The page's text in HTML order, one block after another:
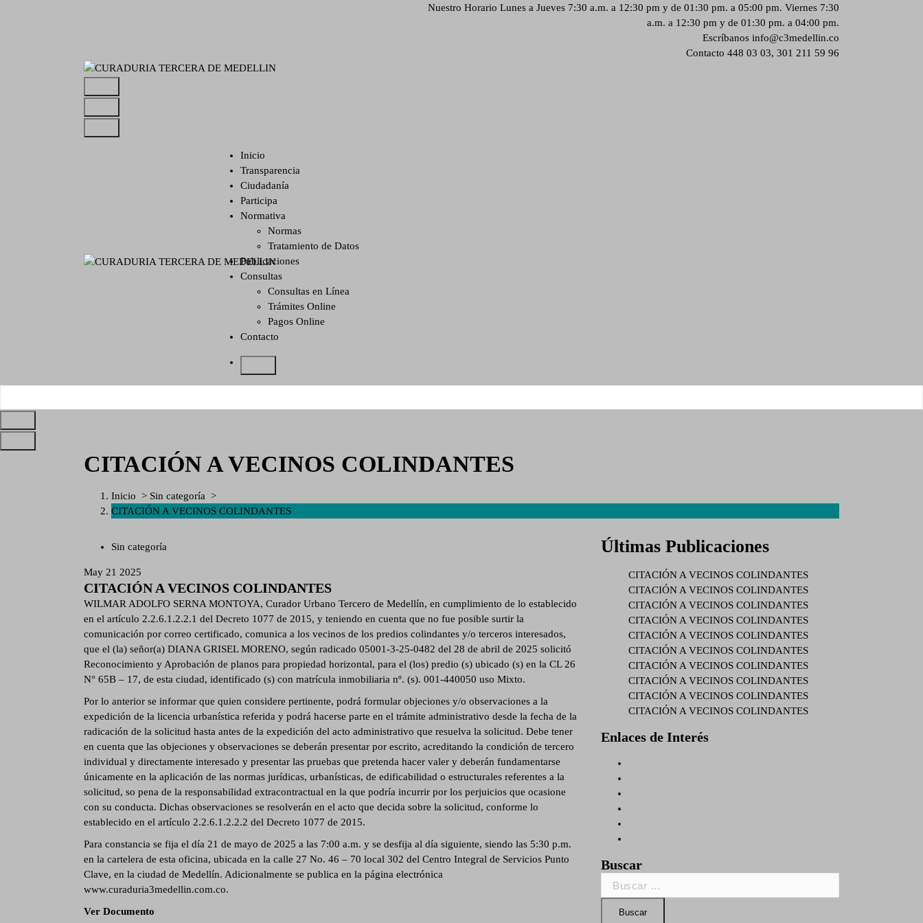
Nuestro Horario Lunes a Jueves 7:30 a.m. a 12:30 pm y de 01:30 pm. a 05:00 pm. Viernes 7:30
a.m. a 12:30 pm y de 01:30 pm. a 04:00 pm.
Escríbanos info@c3medellin.co
Contacto 448 03 03, 301 211 59 96
Inicio
Transparencia
Ciudadanía
Participa
Normativa
Normas
Tratamiento de Datos
Publicaciones
Consultas
Consultas en Línea
Trámites Online
Pagos Online
Contacto
CITACIÓN A VECINOS COLINDANTES
Inicio > Sin categoría >
CITACIÓN A VECINOS COLINDANTES
Sin categoría
May 21 2025
CITACIÓN A VECINOS COLINDANTES
WILMAR ADOLFO SERNA MONTOYA, Curador Urbano Tercero de Medellín, en cumplimiento de lo establecido
en el artículo 2.2.6.1.2.2.1 del Decreto 1077 de 2015, y teniendo en cuenta que no fue posible surtir la
comunicación por correo certificado, comunica a los vecinos de los predios colindantes y/o terceros interesados,
que el (la) señor(a) DIANA GRISEL MORENO, según radicado 05001-3-25-0482 del 28 de abril de 2025 solicitó
Reconocimiento y Aprobación de planos para propiedad horizontal, para el (los) predio (s) ubicado (s) en la CL 26
N° 65B – 17, de esta ciudad, identificado (s) con matrícula inmobiliaria nº. (s). 001-440050 uso Mixto.
Por lo anterior se informar que quien considere pertinente, podrá formular objeciones y/o observaciones a la
expedición de la licencia urbanística referida y podrá hacerse parte en el trámite administrativo desde la fecha de la
radicación de la solicitud hasta antes de la expedición del acto administrativo que resuelva la solicitud. Debe tener
en cuenta que las objeciones y observaciones se deberán presentar por escrito, acreditando la condición de tercero
individual y directamente interesado y presentar las pruebas que pretenda hacer valer y deberán fundamentarse
únicamente en la aplicación de las normas jurídicas, urbanísticas, de edificabilidad o estructurales referentes a la
solicitud, so pena de la responsabilidad extracontractual en la que podría incurrir por los perjuicios que ocasione
con su conducta. Dichas observaciones se resolverán en el acto que decida sobre la solicitud, conforme lo
establecido en el artículo 2.2.6.1.2.2.2 del Decreto 1077 de 2015.
Para constancia se fija el día 21 de mayo de 2025 a las 7:00 a.m. y se desfija al día siguiente, siendo las 5:30 p.m.
en la cartelera de esta oficina, ubicada en la calle 27 No. 46 – 70 local 302 del Centro Integral de Servicios Punto
Clave, en la ciudad de Medellín. Adicionalmente se publica en la página electrónica
www.curaduria3medellin.com.co.
Ver Documento
Últimas Publicaciones
CITACIÓN A VECINOS COLINDANTES
CITACIÓN A VECINOS COLINDANTES
CITACIÓN A VECINOS COLINDANTES
CITACIÓN A VECINOS COLINDANTES
CITACIÓN A VECINOS COLINDANTES
CITACIÓN A VECINOS COLINDANTES
CITACIÓN A VECINOS COLINDANTES
CITACIÓN A VECINOS COLINDANTES
CITACIÓN A VECINOS COLINDANTES
CITACIÓN A VECINOS COLINDANTES
Enlaces de Interés
Buscar
Buscar: